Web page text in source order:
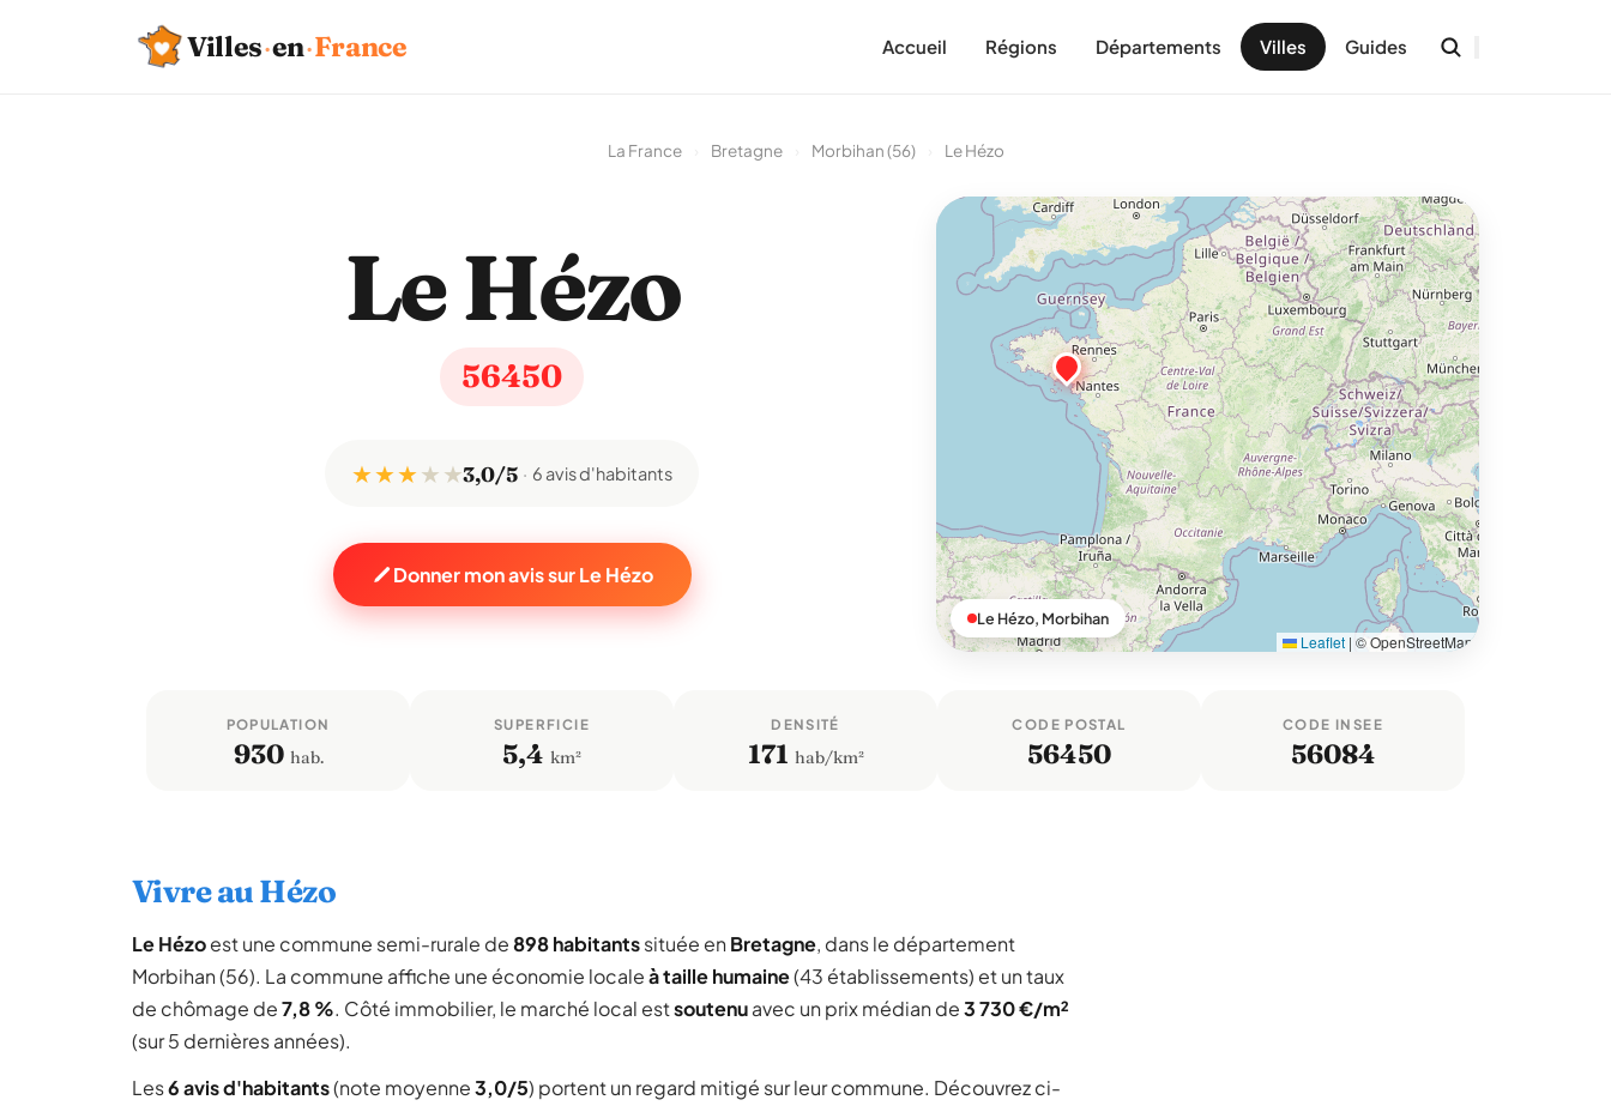
Villes·en·France Accueil Régions Départements Villes Guides
La France Bretagne Morbihan (56) Le Hézo
Le Hézo
56450
★ ★ ★★ ★3,0/5 6 avis d'habitants
Donner mon avis sur Le Hézo
Leaflet | © OpenStreetMap
Le Hézo, Morbihan
POPULATION
930 hab.
SUPERFICIE
5,4 km²
DENSITÉ
171 hab/km²
CODE POSTAL
56450
CODE INSEE
56084
Vivre au Hézo
Le Hézoest une commune semi-rurale de898 habitantssituée en Bretagne, dans le département
Morbihan (56). La commune affiche une économie localeà taille humaine(43 établissements) et un taux
de chômage de7,8 %. Côté immobilier, le marché local estsoutenuavec un prix médian de3 730 €/m²
(sur 5 dernières années).
Les6 avis d'habitants(note moyenne3,0/5) portent un regard mitigé sur leur commune. Découvrez ci-